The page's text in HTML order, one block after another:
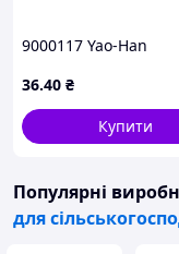
9000117 Yao-Han
36.40 ₴
Купити
Популярні
для